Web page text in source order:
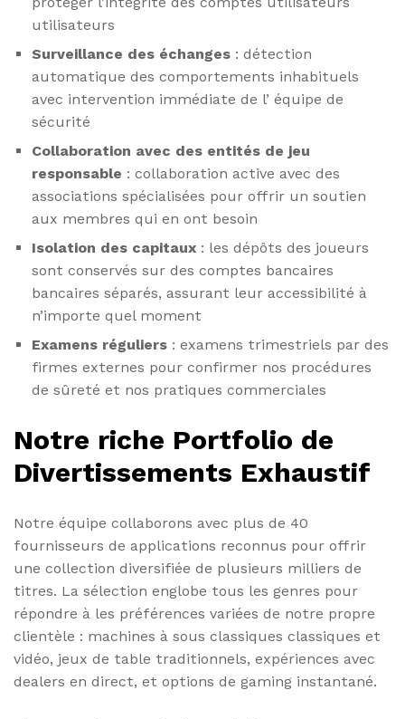
utilisateurs
Surveillance des échanges : détection
automatique des comportements inhabituels
avec intervention immédiate de l’ équipe de
sécurité
Collaboration avec des entités de jeu
responsable : collaboration active avec des
associations spécialisées pour offrir un soutien
aux membres qui en ont besoin
Isolation des capitaux : les dépôts des joueurs
sont conservés sur des comptes bancaires
bancaires séparés, assurant leur accessibilité à
n’importe quel moment
Examens réguliers : examens trimestriels par des
firmes externes pour confirmer nos procédures
de sûreté et nos pratiques commerciales
Notre riche Portfolio de
Divertissements Exhaustif
Notre équipe collaborons avec plus de 40
fournisseurs de applications reconnus pour offrir
une collection diversifiée de plusieurs milliers de
titres. La sélection englobe tous les genres pour
répondre à les préférences variées de notre propre
clientèle : machines à sous classiques classiques et
vidéo, jeux de table traditionnels, expériences avec
dealers en direct, et options de gaming instantané.